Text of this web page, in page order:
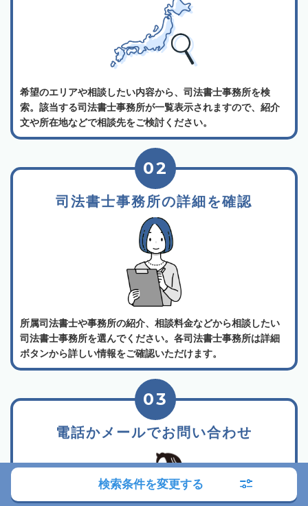
希望のエリアや相談したい内容から、司法書士事務所を検
索。該当する司法書士事務所が一覧表示されますので、紹介
文や所在地などで相談先をご検討ください。
司法書士事務所の詳細を確認
02
所属司法書士や事務所の紹介、相談料金などから相談したい
司法書士事務所を選んでください。各司法書士事務所は詳細
ボタンから詳しい情報をご確認いただけます。
電話かメールでお問い合わせ
03
検索条件を変更する